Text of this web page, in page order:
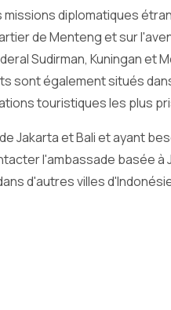
diplomatiques
de Menteng et sur
Sudirman, Kuningan et
sont également situés
touristiques les plus
Jakarta et Bali et ayant
l'ambassade basée à
d'autres villes